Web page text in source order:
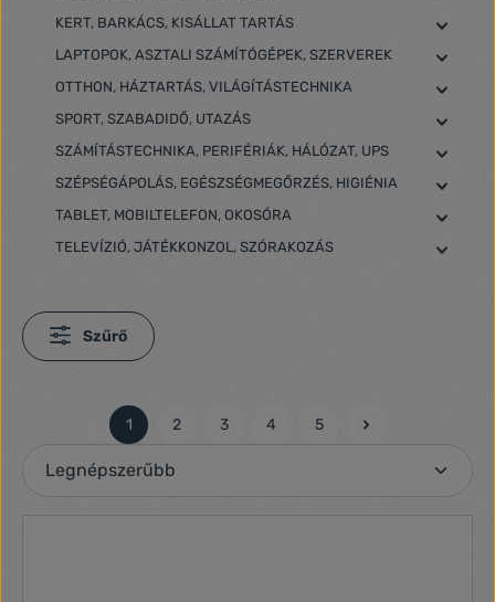
KERT, BARKÁCS, KISÁLLAT TARTÁS
LAPTOPOK, ASZTALI SZÁMÍTÓGÉPEK, SZERVEREK
OTTHON, HÁZTARTÁS, VILÁGÍTÁSTECHNIKA
SPORT, SZABADIDŐ, UTAZÁS
SZÁMÍTÁSTECHNIKA, PERIFÉRIÁK, HÁLÓZAT, UPS
SZÉPSÉGÁPOLÁS, EGÉSZSÉGMEGŐRZÉS, HIGIÉNIA
TABLET, MOBILTELEFON, OKOSÓRA
TELEVÍZIÓ, JÁTÉKKONZOL, SZÓRAKOZÁS
Szűrő
Oldal
1
Oldal
2
Oldal
3
Oldal
4
Oldal
5